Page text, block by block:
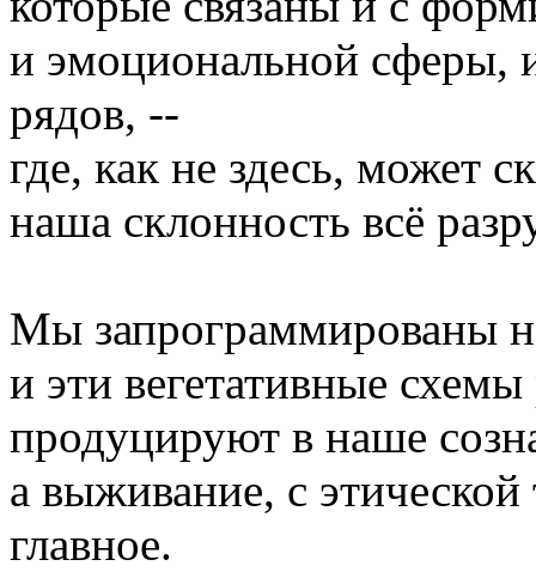
и эмоциональной сферы,
рядов, --
где, как не здесь, может
наша склонность всё
Мы запрограммированы
и эти вегетативные
продуцируют в наше
а выживание, с этической
главное.